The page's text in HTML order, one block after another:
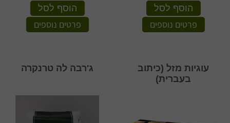
הוסף לסל
פרטים נוספים
הוסף לסל
פרטים נוספים
עוגיות מזל (כיתוב
בעברית)
ג'רבה לה טרנקרה